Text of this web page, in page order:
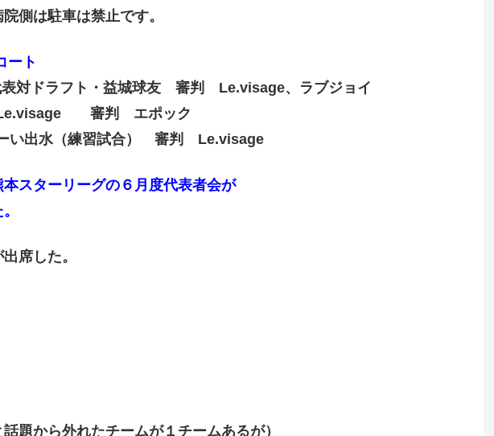
側は駐車は禁止です。
ート
表対ドラフト・益城球友 審判 Le.visage、ラブジョイ
Le.visage 審判 エポック
ーい出水（練習試合） 審判 Le.visage
スターリーグの６月度代表者会が
席した。
題から外れたチームが１チームあるが）